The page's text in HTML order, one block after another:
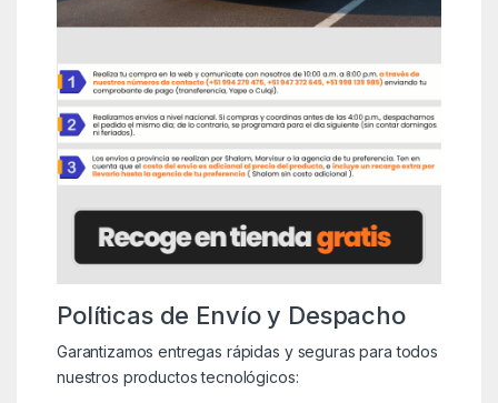
Políticas de Envío y Despacho
Garantizamos entregas rápidas y seguras para todos
nuestros productos tecnológicos: